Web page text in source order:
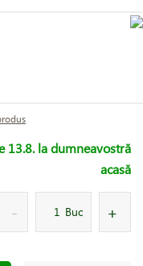
13.8. la dumneavostră
acasă
Buc